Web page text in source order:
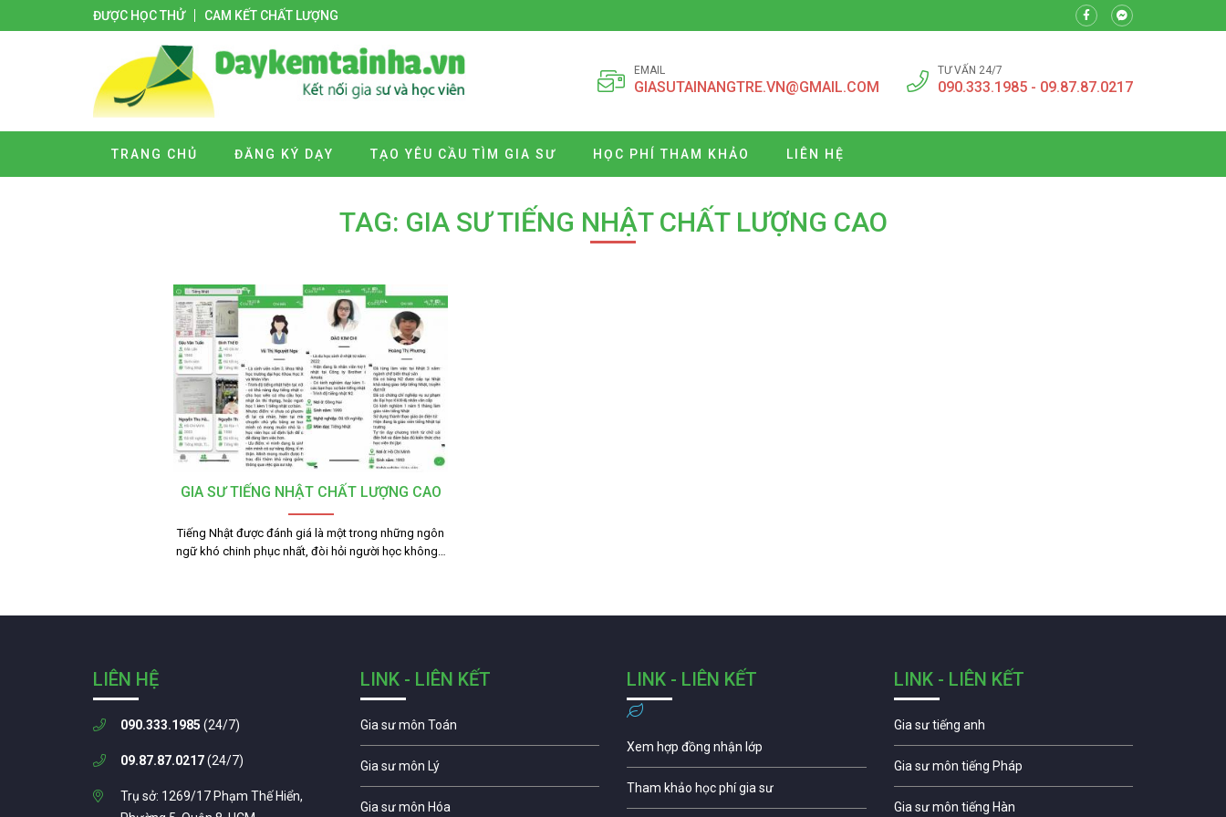
ĐƯỢC HỌC THỬ CAM KẾT CHẤT LƯỢNG
EMAIL
GIASUTAINANGTRE.VN@GMAIL.COM
TƯ VẤN 24/7
090.333.1985 - 09.87.87.0217
TRANG CHỦ ĐĂNG KÝ DẠY TẠO YÊU CẦU TÌM GIA SƯ HỌC PHÍ THAM KHẢO LIÊN HỆ
TAG: GIA SƯ TIẾNG NHẬT CHẤT LƯỢNG CAO
GIA SƯ TIẾNG NHẬT CHẤT LƯỢNG CAO
Tiếng Nhật được đánh giá là một trong những ngôn
ngữ khó chinh phục nhất, đòi hỏi người học không…
LIÊN HỆ
090.333.1985 (24/7)
09.87.87.0217(24/7)
Trụ sở: 1269/17 Phạm Thế Hiển,
LINK - LIÊN KẾT
Gia sư môn Toán
Gia sư môn Lý
Gia sư môn Hóa
LINK - LIÊN KẾT
Xem hợp đồng nhận lớp
Tham khảo học phí gia sư
LINK - LIÊN KẾT
Gia sư tiếng anh
Gia sư môn tiếng Pháp
Gia sư môn tiếng Hàn